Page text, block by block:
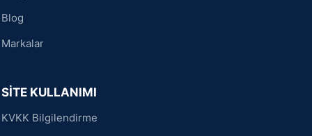
Blog
Markalar
SİTE KULLANIMI
KVKK Bilgilendirme